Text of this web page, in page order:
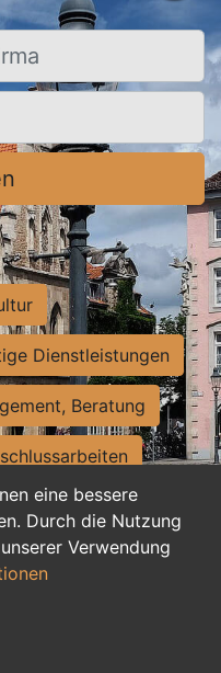
eine bessere
Durch die Nutzung
Verwendung
Dienstleistungen
Beratung
Sekretariat
Ausbildung